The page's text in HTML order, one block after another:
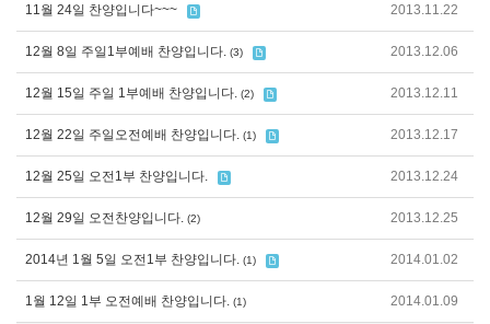
11월 24일 찬양입니다~~~ 2013.11.22
12월 8일 주일1부예배 찬양입니다. (3) 2013.12.06
12월 15일 주일 1부예배 찬양입니다. (2) 2013.12.11
12월 22일 주일오전예배 찬양입니다. (1) 2013.12.17
12월 25일 오전1부 찬양입니다. 2013.12.24
12월 29일 오전찬양입니다. (2) 2013.12.25
2014년 1월 5일 오전1부 찬양입니다. (1) 2014.01.02
1월 12일 1부 오전예배 찬양입니다. (1) 2014.01.09